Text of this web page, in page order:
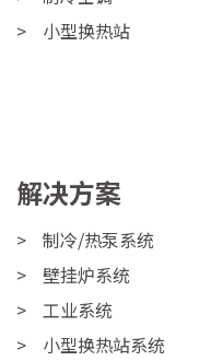
小型换热站
解决方案
制冷/热泵系统
壁挂炉系统
工业系统
小型换热站系统